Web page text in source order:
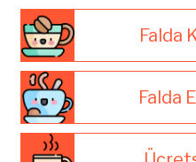
Falda
Falda